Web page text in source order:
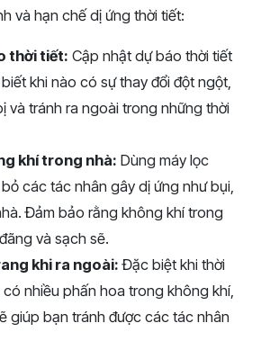
và hạn chế dị ứng thời tiết:
thời tiết: Cập nhật dự báo thời tiết
khi nào có sự thay đổi đột ngột,
và tránh ra ngoài trong những thời
khí trong nhà: Dùng máy lọc
các tác nhân gây dị ứng như bụi,
Đảm bảo rằng không khí trong
và sạch sẽ.
khi ra ngoài:Đặc biệt khi thời
nhiều phấn hoa trong không khí,
giúp bạn tránh được các tác nhân